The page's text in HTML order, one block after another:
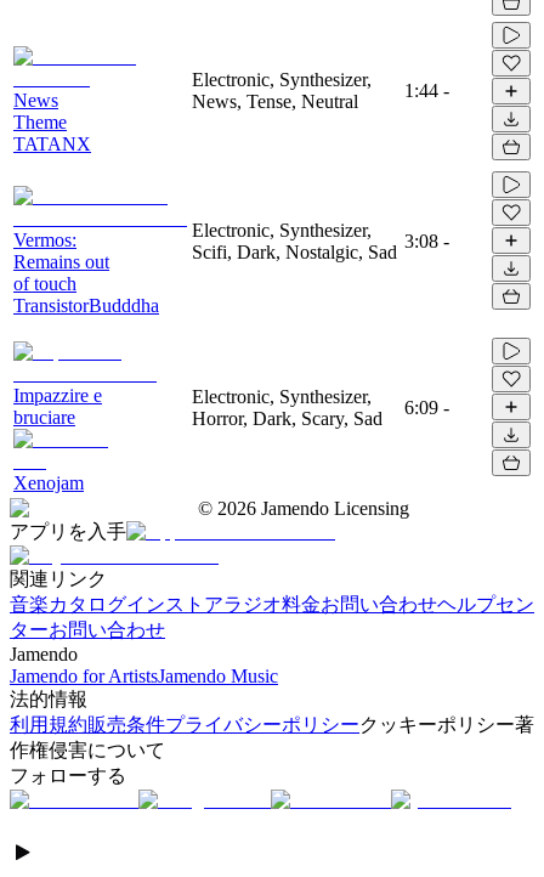
News
Theme
TATANX
Electronic, Synthesizer,
News, Tense, Neutral
1:44 -
Vermos:
Remains out
of touch
TransistorBudddha
Electronic, Synthesizer,
Scifi, Dark, Nostalgic, Sad
3:08 -
Impazzire e
bruciare
Xenojam
Electronic, Synthesizer,
Horror, Dark, Scary, Sad
6:09 -
© 2026 Jamendo Licensing
アプリを入手
関連リンク
音楽カタログインストアラジオ料金お問い合わせヘルプセン
ターお問い合わせ
Jamendo
Jamendo for ArtistsJamendo Music
法的情報
利用規約販売条件プライバシーポリシークッキーポリシー著
作権侵害について
フォローする